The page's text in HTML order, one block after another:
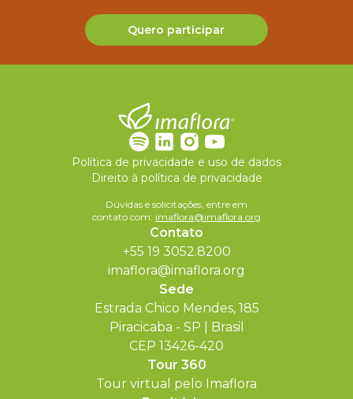
Quero participar
Política de privacidade e uso de dados
Direito à política de privacidade
Dúvidas e solicitações, entre em
contato com: imaflora@imaflora.org
Contato
+55 19 3052.8200
imaflora@imaflora.org
Sede
Estrada Chico Mendes, 185
Piracicaba - SP | Brasil
CEP 13426-420
Tour 360
Tour virtual pelo Imaflora